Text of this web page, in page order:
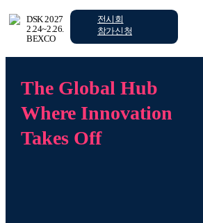
DSK 2027
2.24~2.26.
BEXCO
전시회
참가신청
로그인 회원가입
전시회
The Global Hub
Where Innovation
Takes Off